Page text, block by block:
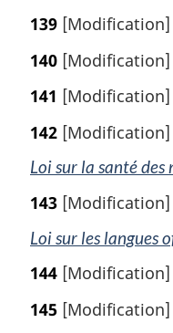
139 [Modification]
140 [Modification]
141 [Modification]
142 [Modification]
Loi sur la santé des
143 [Modification]
Loi sur les langues
144 [Modification]
145 [Modification]